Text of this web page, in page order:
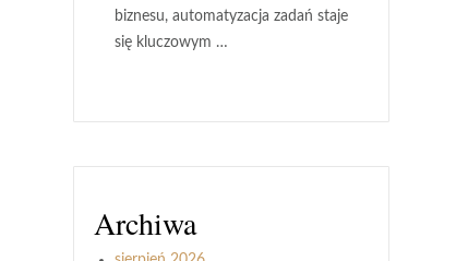
biznesu, automatyzacja zadań staje
się kluczowym …
Archiwa